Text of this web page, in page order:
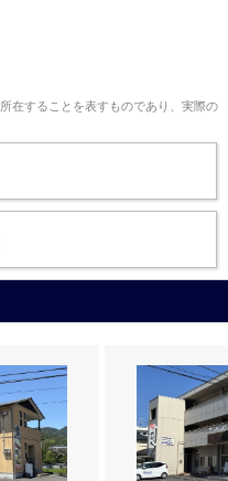
在することを表すものであり、実際の